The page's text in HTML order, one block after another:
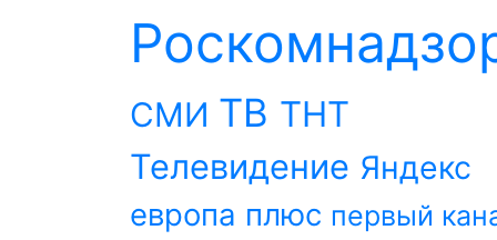
СМИ ТВ ТНТ
Телевидение Яндекс
европа плюс первый